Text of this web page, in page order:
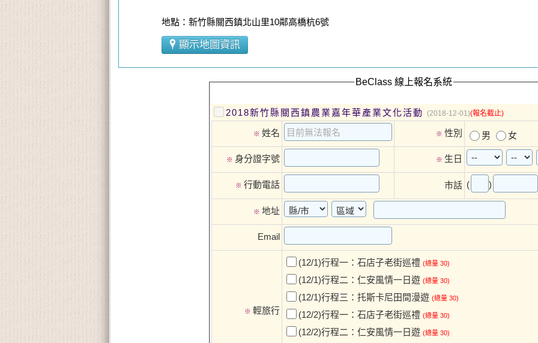
地點：新竹縣關西鎮北山里10鄰高橋杭6號
顯示地圖資訊
BeClass 線上報名系統
2018新竹縣關西鎮農業嘉年華產業文化活動 (2018-12-01)(報名截止)
※ 姓名 ※ 性別 男 女
※ 身分證字號 ※ 生日
※ 行動電話 市話 ( )
※ 地址
Email
※ 輕旅行
(12/1)行程一：石店子老街巡禮 (總量 30)
(12/1)行程二：仁安風情一日遊 (總量 30)
(12/1)行程三：托斯卡尼田間漫遊 (總量 30)
(12/2)行程一：石店子老街巡禮 (總量 30)
(12/2)行程二：仁安風情一日遊 (總量 30)